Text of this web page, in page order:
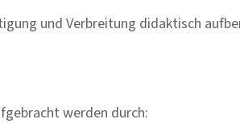
und Verbreitung didaktisch
werden durch: